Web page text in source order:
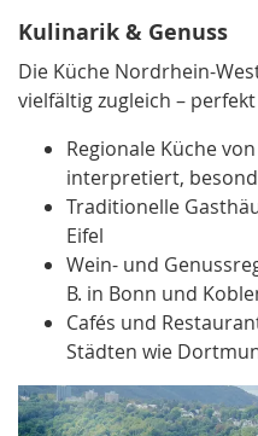
Kulinarik & Genuss
Die Küche Nordrhein-
vielfältig zugleich –
Regionale Küche
interpretiert,
Traditionelle
Eifel
Wein- und
B. in Bonn und
Cafés und
Städten wie